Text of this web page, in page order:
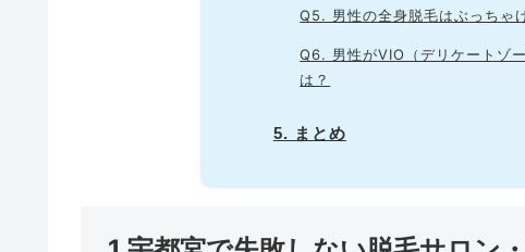
Q5. 男性の全身脱毛はぶっちゃ
Q6. 男性がVIO（デリケートゾ
は？
5. まとめ